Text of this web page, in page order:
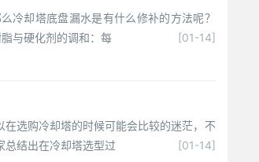
冷却塔底盘漏水是有什么修补的方法呢？
与硬化剂的调和：每
[01-14]
选购冷却塔的时候可能会比较的迷茫，不
总结出在冷却塔选型过
[01-14]